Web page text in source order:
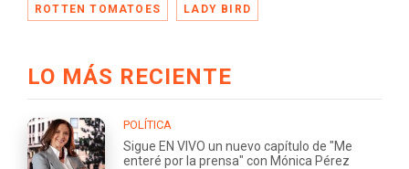
ROTTEN TOMATOES LADY BIRD
LO MÁS RECIENTE
POLÍTICA
Sigue EN VIVO un nuevo capítulo de "Me
enteré por la prensa" con Mónica Pérez